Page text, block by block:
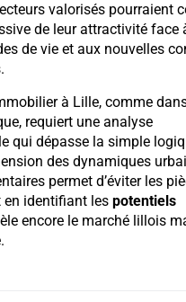
valorisés pourraient
de leur attractivité face
de vie et aux nouvelles
à Lille, comme
requiert une analyse
qui dépasse la simple
des dynamiques
permet d’éviter les
en identifiant les potentiels
encore le marché lillois